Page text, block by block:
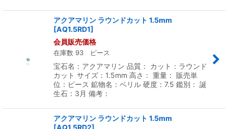
アクアマリン ラウンドカット 1.5mm
[AQ1.5RD1]
会員販売価格
在庫数 93 ピース
宝石名：アクアマリン 品質： カット：ラウンド
カット サイズ：1.5mm 高さ： 重量： 販売単
位：ピース 鉱物名：ベリル 硬度：7.5 鑑別： 誕
生石：3月 備考：
アクアマリン ラウンドカット 1.5mm
[AQ1.5RD2]